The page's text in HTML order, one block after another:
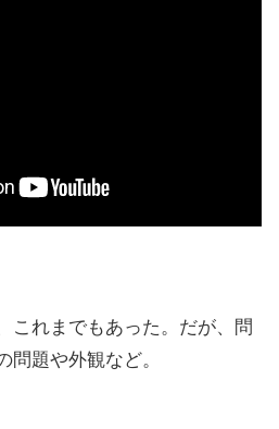
これまでもあった。だが、問
問題や外観など。